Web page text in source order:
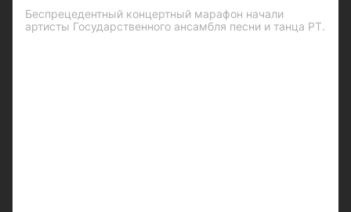
Беспрецедентный концертный марафон начали
артисты Государственного ансамбля песни и танца РТ.